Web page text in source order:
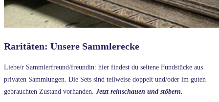
Raritäten: Unsere Sammlerecke
Liebe/r Sammlerfreund/freundin: hier findest du seltene Fundstücke aus
privaten Sammlungen. Die Sets sind teilweise doppelt und/oder im guten
gebrauchten Zustand vorhanden. Jetzt reinschauen und stöbern.